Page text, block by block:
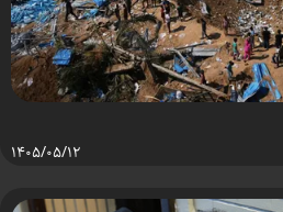
۱۴۰۵/۰۵/۱۲